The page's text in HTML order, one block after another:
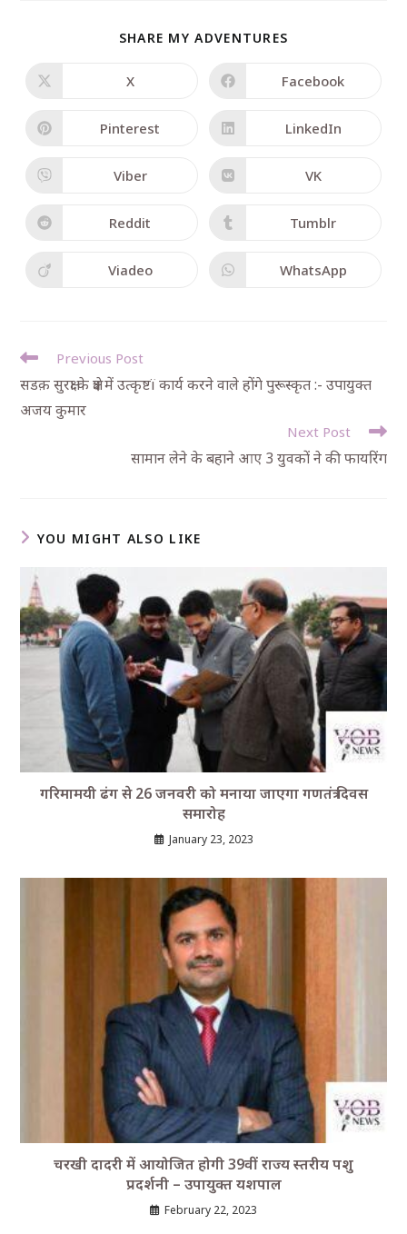
SHARE MY ADVENTURES
X Facebook
Pinterest LinkedIn
Viber VK
Reddit Tumblr
Viadeo WhatsApp
Previous Post
सडक़ सुरक्षा के क्षेत्र में उत्कृष्टï कार्य करने वाले होंगे पुरूस्कृत :- उपायुक्त
अजय कुमार
Next Post
सामान लेने के बहाने आए 3 युवकों ने की फायरिंग
YOU MIGHT ALSO LIKE
गरिमामयी ढंग से 26 जनवरी को मनाया जाएगा गणतंत्र दिवस
समारोह
January 23, 2023
चरखी दादरी में आयोजित होगी 39वीं राज्य स्तरीय पशु
प्रदर्शनी – उपायुक्त यशपाल
February 22, 2023